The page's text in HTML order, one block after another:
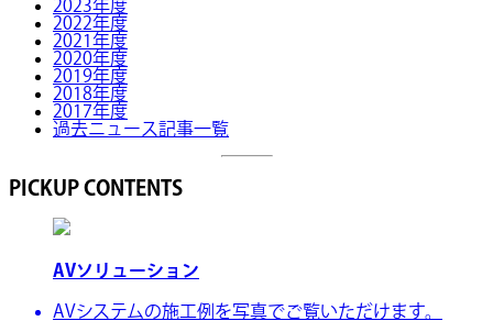
2023年度
2022年度
2021年度
2020年度
2019年度
2018年度
2017年度
過去ニュース記事一覧
PICKUP CONTENTS
AVソリューション
AVシステムの施工例を写真でご覧いただけます。